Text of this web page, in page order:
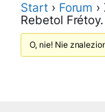
Start › Forum ›
Rebetol Frétoy.
O, nie! Nie